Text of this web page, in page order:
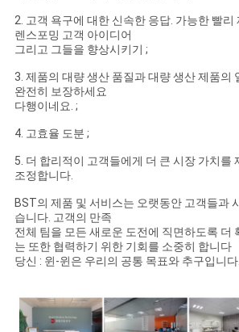
2. 고객 욕구에 대한 신속한 응답. 가능한 빨리
렌스포밍 고객 아이디어
그리고 그들을 향상시키기 ;
3. 제품의 대량 생산 품질과 대량 생산 제품의
완전히 보장하세요
다행이네요. ;
4. 고효율 도분 ;
5. 더 합리적이 고객들에게 더 큰 시장 가치를
조정합니다.
BST의 제품 및 서비스는 오랫동안 고객들과
습니다. 고객의 만족
전체 팀을 모든 새로운 도전에 직면하도록 더
는 또한 협력하기 위한 기회를 소중히 합니다
당신 : 윈-윈은 우리의 공통 목표와 추구입니다.